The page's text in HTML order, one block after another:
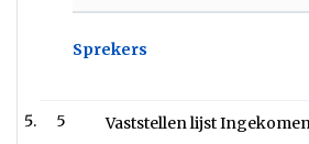
Sprekers
5 Vaststellen lijst